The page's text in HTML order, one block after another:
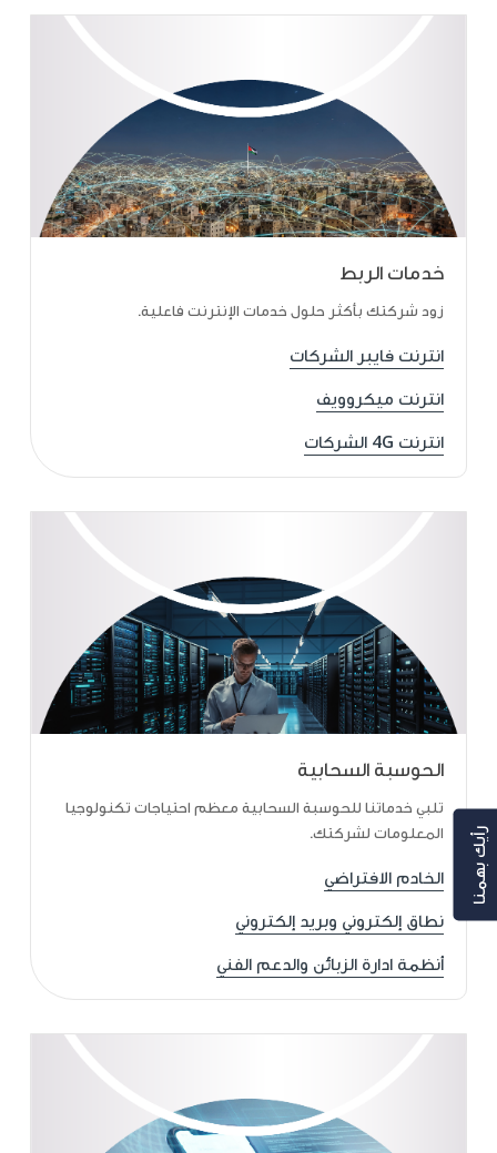
خدمات الربط
زود شركتك بأكثر حلول خدمات الإنترنت فاعلية.
انترنت فايبر الشركات
انترنت ميكروويف
انترنت 4G الشركات
الحوسبة السحابية
تلبي خدماتنا للحوسبة السحابية معظم احتياجات تكنولوجيا
المعلومات لشركتك.
الخادم الافتراضي
نطاق إلكتروني وبريد إلكتروني
أنظمة ادارة الزبائن والدعم الفني
رأيك بهمنا